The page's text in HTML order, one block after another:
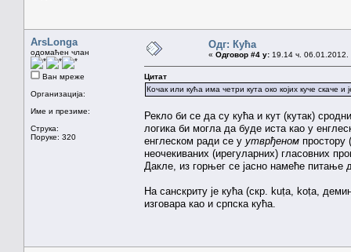
ArsLonga
одомаћен члан
Ван мреже
Организација:
Име и презиме:
Струка:
Поруке: 320
Одг: Кућа
« Одговор #4 у: 19.14 ч. 06.01.2012.
Цитат
Кочак или кућа има четри кута око којих куче скаче
Рекло би се да су кућа и кут (кутак)
логика би могла да буде иста као у
енглеском ради се у утврђеном простору (
неочекиваних (ирегуларних) гласовних
Дакле, из горњег се јасно намеће питање
На санскриту је кућа (скр. kuṭa, koṭa,
изговара као и српска кућа.